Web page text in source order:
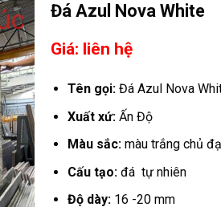
Đá Azul Nova White
Giá: liên hệ
Tên gọi:Đá Azul Nova
Xuất xứ:Ấn Độ
Màu sắc:màu trắng chủ
Cấu tạo:đá tự nhiên
Độ dày:16 -20 mm